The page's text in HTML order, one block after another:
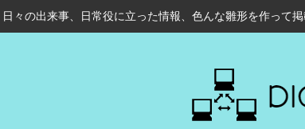
日々の出来事、日常役に立った情報、色んな雛形を作って